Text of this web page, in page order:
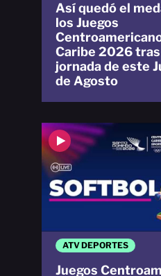
Así quedó el
los Juegos
Caribe 2026
jornada de este
de Agosto
ATV DEPORTES
Juegos